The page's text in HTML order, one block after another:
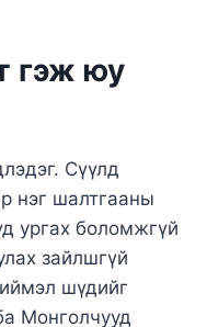
гэж юу
Сүүлд
нэг шалтгааны
ургах боломжгүй
зайлшгүй
шүдийг
Монголчууд